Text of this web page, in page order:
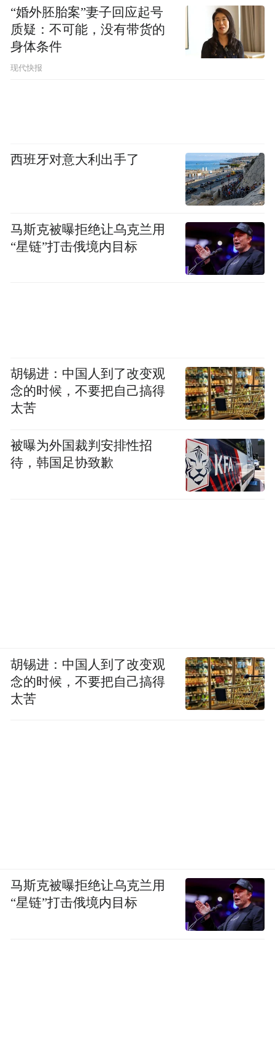
“婚外胚胎案”妻子回应起号
质疑：不可能，没有带货的
身体条件
现代快报
西班牙对意大利出手了
马斯克被曝拒绝让乌克兰用
“星链”打击俄境内目标
胡锡进：中国人到了改变观
念的时候，不要把自己搞得
太苦
被曝为外国裁判安排性招
待，韩国足协致歉
胡锡进：中国人到了改变观
念的时候，不要把自己搞得
太苦
马斯克被曝拒绝让乌克兰用
“星链”打击俄境内目标